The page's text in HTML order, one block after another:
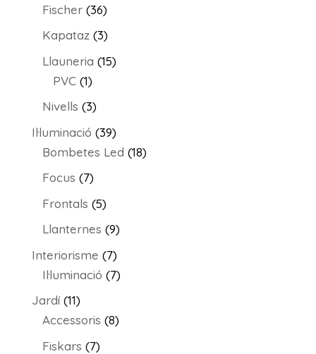
Fischer 3636
productes
Kapataz 33
productes
Llauneria 1515
PVC 11
producte
Nivells 33
productes
Il·luminació 3939
productes
Bombetes Led 1818
Focus 77
productes
Frontals 55
productes
Llanternes 99
Interiorisme 77
productes
Il·luminació 77
Jardí 1111
productes
Accessoris 88
Fiskars 77